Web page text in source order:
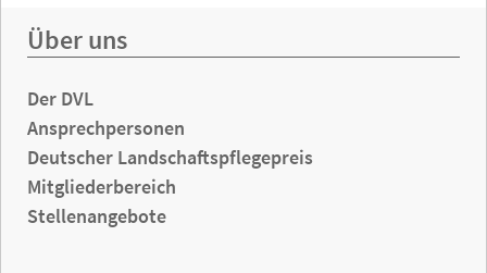
Über uns
Der DVL
Ansprechpersonen
Deutscher Landschaftspflegepreis
Mitgliederbereich
Stellenangebote